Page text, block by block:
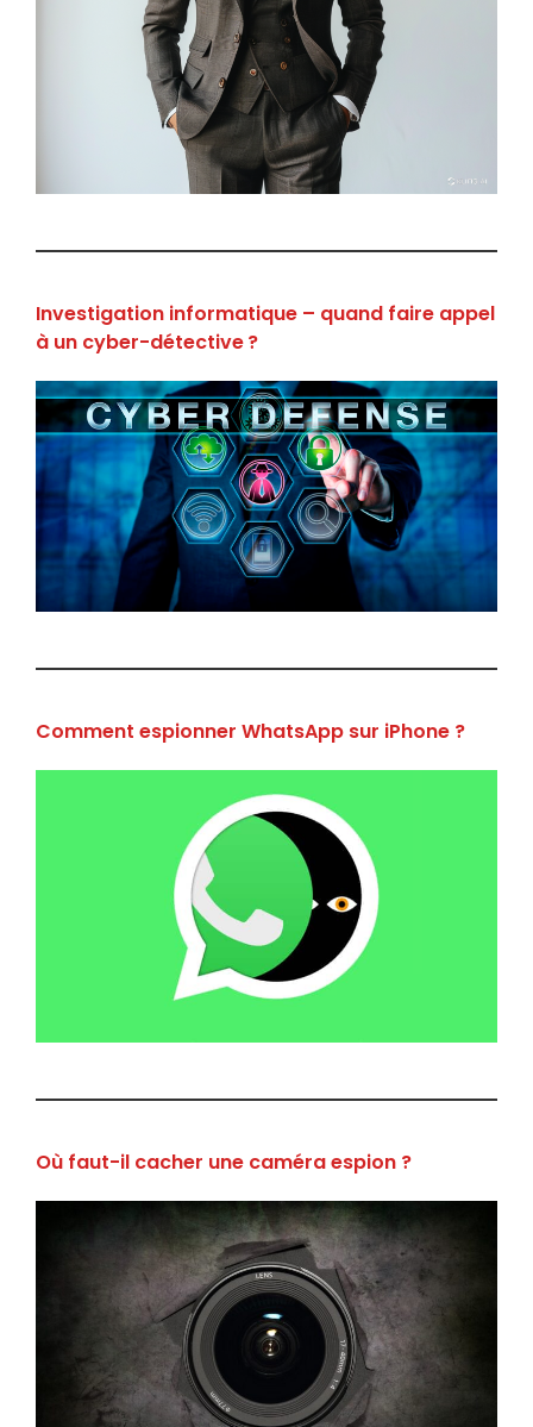
Investigation informatique – quand faire appel
à un cyber-détective ?
Comment espionner WhatsApp sur iPhone ?
Où faut-il cacher une caméra espion ?